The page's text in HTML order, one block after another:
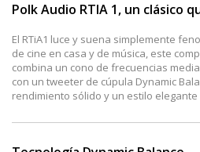
Polk Audio RTIA 1, un clásico
El RTiA1 luce y suena simplemente
de cine en casa y de música, este
combina un cono de frecuencias
con un tweeter de cúpula Dynamic
rendimiento sólido y un estilo